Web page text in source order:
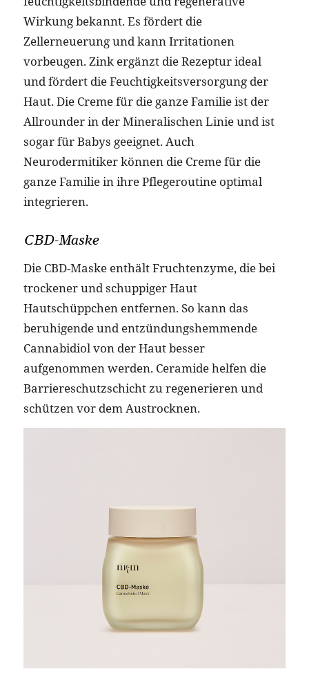
Wirkung bekannt. Es fördert die
Zellerneuerung und kann Irritationen
vorbeugen. Zink ergänzt die Rezeptur ideal
und fördert die Feuchtigkeitsversorgung der
Haut. Die Creme für die ganze Familie ist der
Allrounder in der Mineralischen Linie und ist
sogar für Babys geeignet. Auch
Neurodermitiker können die Creme für die
ganze Familie in ihre Pflegeroutine optimal
integrieren.
CBD-Maske
Die CBD-Maske enthält Fruchtenzyme, die bei
trockener und schuppiger Haut
Hautschüppchen entfernen. So kann das
beruhigende und entzündungshemmende
Cannabidiol von der Haut besser
aufgenommen werden. Ceramide helfen die
Barriereschutzschicht zu regenerieren und
schützen vor dem Austrocknen.